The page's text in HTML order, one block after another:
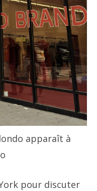
apparaît à
pour discuter